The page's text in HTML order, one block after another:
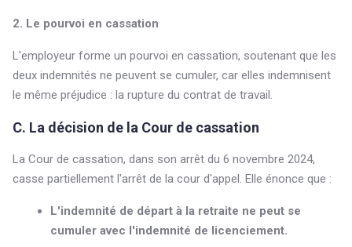
2. Le pourvoi en cassation
L'employeur forme un pourvoi en cassation, soutenant que les
deux indemnités ne peuvent se cumuler, car elles indemnisent
le même préjudice : la rupture du contrat de travail.
C. La décision de la Cour de cassation
La Cour de cassation, dans son arrêt du 6 novembre 2024,
casse partiellement l'arrêt de la cour d'appel. Elle énonce que :
L'indemnité de départ à la retraite ne peut se
cumuler avec l'indemnité de licenciement.